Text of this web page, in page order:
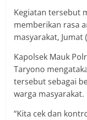
Kegiatan tersebut
memberikan rasa
masyarakat, Jumat
Kapolsek Mauk
Taryono
tersebut sebagai
warga masyarakat.
“Kita cek dan